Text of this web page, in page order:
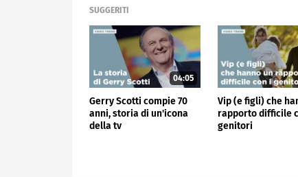
SUGGERITI
04:05
Gerry Scotti compie 70
anni, storia di un'icona
della tv
Vip (e figli) che
rapporto difficile
genitori